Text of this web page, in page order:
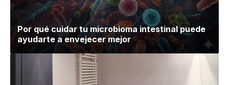
Por qué cuidar tu microbioma intestinal puede
ayudarte a envejecer mejor